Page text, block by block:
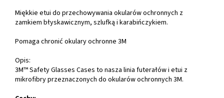
Miękkie etui do przechowywania okularów ochronnych z
zamkiem błyskawicznym, szlufką i karabińczykiem.
Pomaga chronić okulary ochronne 3M
Opis:
3M™ Safety Glasses Cases to nasza linia futerałów i etui z
mikrofibry przeznaczonych do okularów ochronnych 3M.